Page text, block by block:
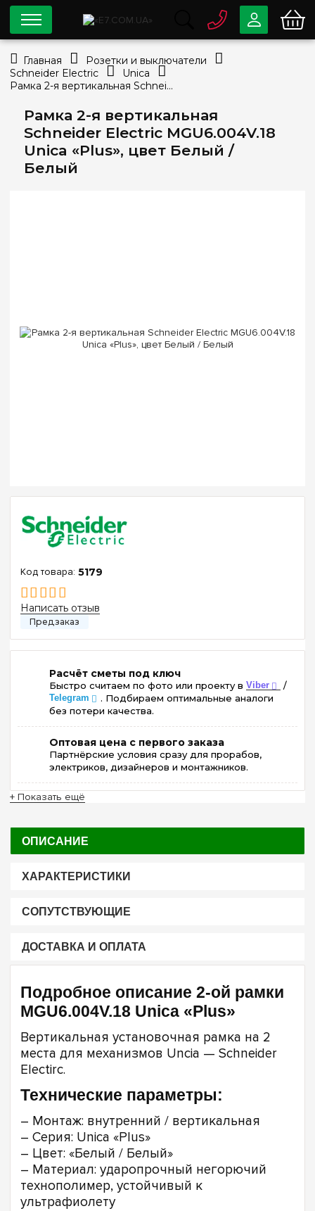
Рамка 2-я вертикальная
Schneider Electric MGU6.004V.18
Unica «Plus», цвет Белый /
Белый
5179
Написать отзыв
Расчёт сметы под ключ
Быстро считаем по фото или проекту в Viber /
Telegram
. Подбираем оптимальные аналоги
без потери качества.
Оптовая цена с первого заказа
Партнёрские условия сразу для прорабов,
электриков, дизайнеров и монтажников.
+ Показать ещё
ОПИСАНИЕ
ХАРАКТЕРИСТИКИ
СОПУТСТВУЮЩИЕ
ДОСТАВКА И ОПЛАТА
Подробное описание 2-ой рамки
MGU6.004V.18 Unica «Plus»
Вертикальная установочная рамка на 2
места для механизмов Uncia — Schneider
Electirc.
Технические параметры:
– Монтаж: внутренний / вертикальная
– Серия: Unica «Plus»
– Цвет: «Белый / Белый»
– Материал: ударопрочный негорючий
технополимер, устойчивый к
ультрафиолету
0 80033-63-07
info@e7.com.ua
Viber Telegram
Главная
Розетки и выключатели
Schneider Electric
Unica
Рамка 2-я вертикальная Schneider Electric MGU6.004V.18 Unica «Plus», цвет Белый / Белый